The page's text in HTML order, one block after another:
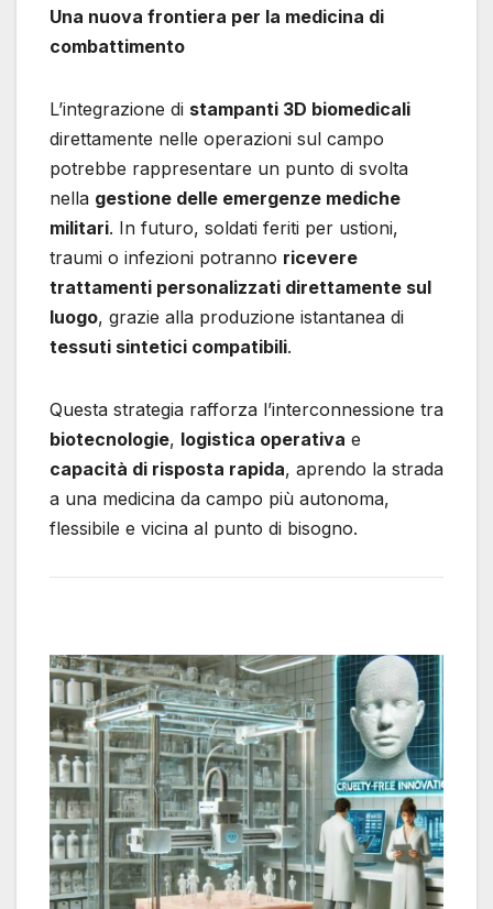
Una nuova frontiera per la medicina di
combattimento
L’integrazione di stampanti 3D biomedicali
direttamente nelle operazioni sul campo
potrebbe rappresentare un punto di svolta
nella gestione delle emergenze mediche
militari. In futuro, soldati feriti per ustioni,
traumi o infezioni potranno ricevere
trattamenti personalizzati direttamente sul
luogo, grazie alla produzione istantanea di
tessuti sintetici compatibili.
Questa strategia rafforza l’interconnessione tra
biotecnologie, logistica operativa e
capacità di risposta rapida, aprendo la strada
a una medicina da campo più autonoma,
flessibile e vicina al punto di bisogno.